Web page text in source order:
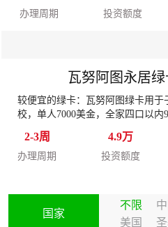
办理周期 投资额度
瓦努阿图永居绿
较便宜的绿卡：瓦努阿图绿卡用于
校，单人7000美金，全家四口以内
四人），无需登陆，无移民监，无
源。
2-3周
办理周期
4.9万
投资额度
国家
不限
美国